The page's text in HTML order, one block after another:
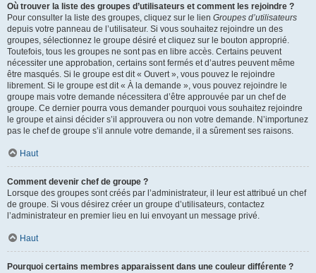
Où trouver la liste des groupes d’utilisateurs et comment les rejoindre ?
Pour consulter la liste des groupes, cliquez sur le lien Groupes d’utilisateurs
depuis votre panneau de l’utilisateur. Si vous souhaitez rejoindre un des
groupes, sélectionnez le groupe désiré et cliquez sur le bouton approprié.
Toutefois, tous les groupes ne sont pas en libre accès. Certains peuvent
nécessiter une approbation, certains sont fermés et d’autres peuvent même
être masqués. Si le groupe est dit « Ouvert », vous pouvez le rejoindre
librement. Si le groupe est dit « À la demande », vous pouvez rejoindre le
groupe mais votre demande nécessitera d’être approuvée par un chef de
groupe. Ce dernier pourra vous demander pourquoi vous souhaitez rejoindre
le groupe et ainsi décider s’il approuvera ou non votre demande. N’importunez
pas le chef de groupe s’il annule votre demande, il a sûrement ses raisons.
Haut
Comment devenir chef de groupe ?
Lorsque des groupes sont créés par l’administrateur, il leur est attribué un chef
de groupe. Si vous désirez créer un groupe d’utilisateurs, contactez
l’administrateur en premier lieu en lui envoyant un message privé.
Haut
Pourquoi certains membres apparaissent dans une couleur différente ?